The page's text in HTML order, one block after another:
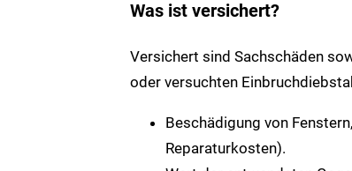
Was ist versichert?
Versichert sind Sachschäden
oder versuchten
Beschädigung von
Reparaturkosten).